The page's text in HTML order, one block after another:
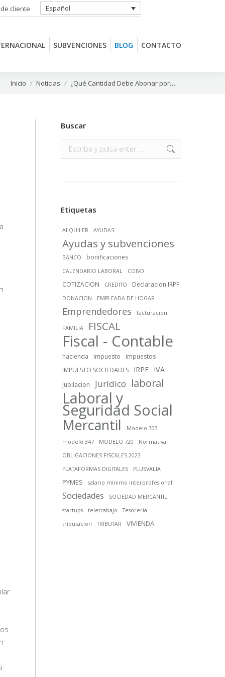
cliente Español
SUBVENCIONES BLOG CONTACTO
Estás aquí:
Inicio Noticias ¿Qué Cantidad Debe Abonar por…
Buscar
Buscar:
Etiquetas
ALQUILER AYUDAS
Ayudas y subvenciones
BANCO bonificaciones
CALENDARIO LABORAL COIVD
COTIZACION CREDITO Declaracion IRPF
DONACION EMPLEADA DE HOGAR
Emprendedores facturacion
FAMILIA FISCAL
Fiscal - Contable
hacienda impuesto
impuestos
IMPUESTO SOCIEDADES
IRPF IVA
Jubilacion Jurídico laboral
Laboral y
Seguridad Social
Mercantil
Modelo 303
modelo 347
MODELO 720
Normativa
OBLIGACIONES FISCALES 2023
PLATAFORMAS DIGITALES
PLUSVALIA
PYMES salario mínimo interprofesional
Sociedades
SOCIEDAD MERCANTIL
startups
teletrabajo
Tesoreria
tributacion
TRIBUTAR VIVIENDA